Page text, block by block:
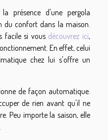
présence d'une pergola
du confort dans la maison.
facile si vous découvrez ici,
En effet, celui
chez lui s'offre un
de façon automatique.
de rien avant qu'il ne
Peu importe la saison, elle